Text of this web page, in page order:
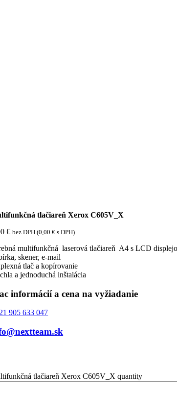
tlačiareň Xerox C605V_X
€ bez DPH (0,00€ s DPH)
multifunkčná laserová tlačiareň A4 s LCD
skener, e-mail
tlač a kopírovanie
a jednoduchá inštalácia
informácií a cena na vyžiadanie
905 633 047
tlačiareň Xerox C605V_X quantity